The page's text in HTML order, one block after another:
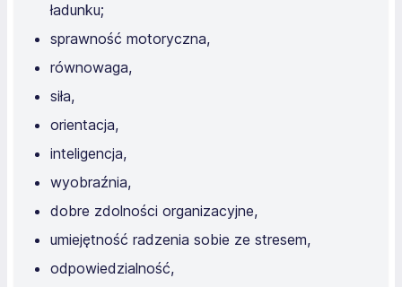
ładunku;
sprawność motoryczna,
równowaga,
siła,
orientacja,
inteligencja,
wyobraźnia,
dobre zdolności organizacyjne,
umiejętność radzenia sobie ze stresem,
odpowiedzialność,